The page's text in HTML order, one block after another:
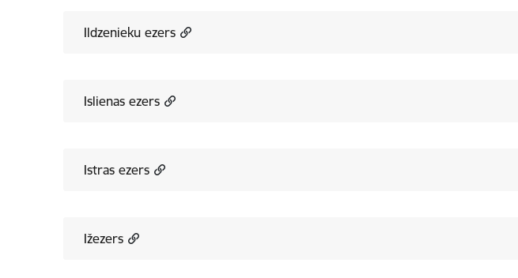
Ildzenieku ezers
Islienas ezers
Istras ezers
Ižezers